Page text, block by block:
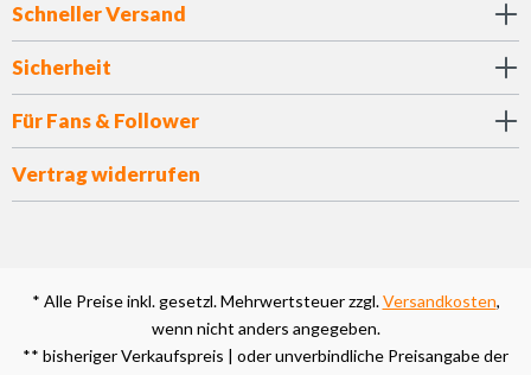
Schneller Versand
Sicherheit
Für Fans & Follower
Vertrag widerrufen
* Alle Preise inkl. gesetzl. Mehrwertsteuer zzgl.Versandkosten,
wenn nicht anders angegeben.
** bisheriger Verkaufspreis | oder unverbindliche Preisangabe der